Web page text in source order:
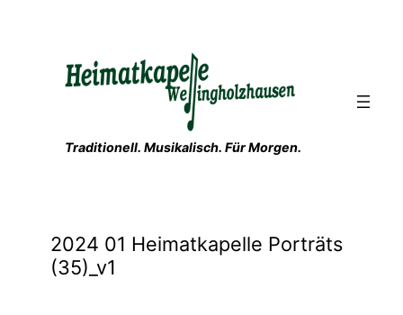
Traditionell. Musikalisch. Für Morgen.
2024 01 Heimatkapelle Porträts
(35)_v1